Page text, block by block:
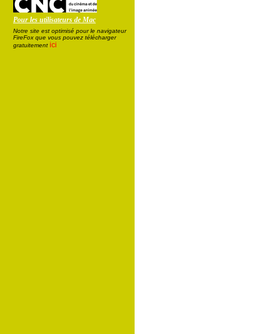
Pour les utilisateurs de Mac
Notre site est optimisé pour le navigateur
FireFox que vous pouvez télécharger
gratuitement ici